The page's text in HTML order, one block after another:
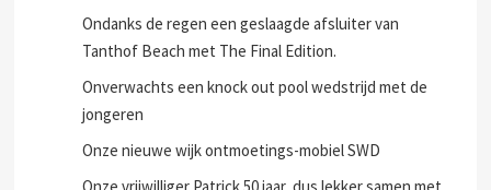
Ondanks de regen een geslaagde afsluiter van
Tanthof Beach met The Final Edition.
Onverwachts een knock out pool wedstrijd met de
jongeren
Onze nieuwe wijk ontmoetings-mobiel SWD